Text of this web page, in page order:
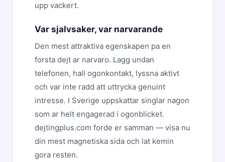
upp vackert.
Var sjalvsaker, var narvarande
Den mest attraktiva egenskapen pa en
forsta dejt ar narvaro. Lagg undan
telefonen, hall ogonkontakt, lyssna aktivt
och var inte radd att uttrycka genuint
intresse. I Sverige uppskattar singlar nagon
som ar helt engagerad i ogonblicket.
dejtingplus.com forde er samman — visa nu
din mest magnetiska sida och lat kemin
gora resten.